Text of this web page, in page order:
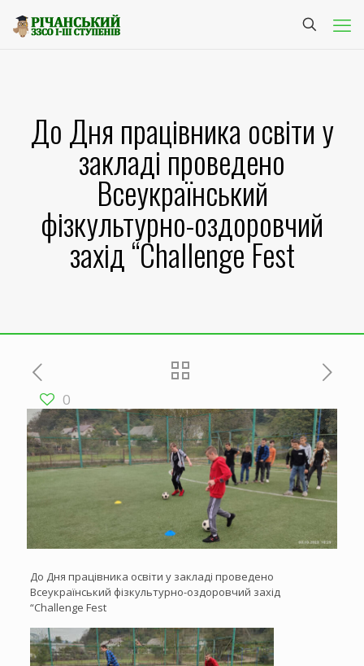
До Дня працівника освіти у
закладі проведено
Всеукраїнський
фізкультурно-оздоровчий
захід “Challenge Fest
0
До Дня працівника освіти у закладі проведено
Всеукраїнський фізкультурно-оздоровчий захід
“Challenge Fest